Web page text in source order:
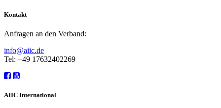
Kontakt
Anfragen an den Verband:
info@aiic.de
Tel: +49 17632402269
AIIC International